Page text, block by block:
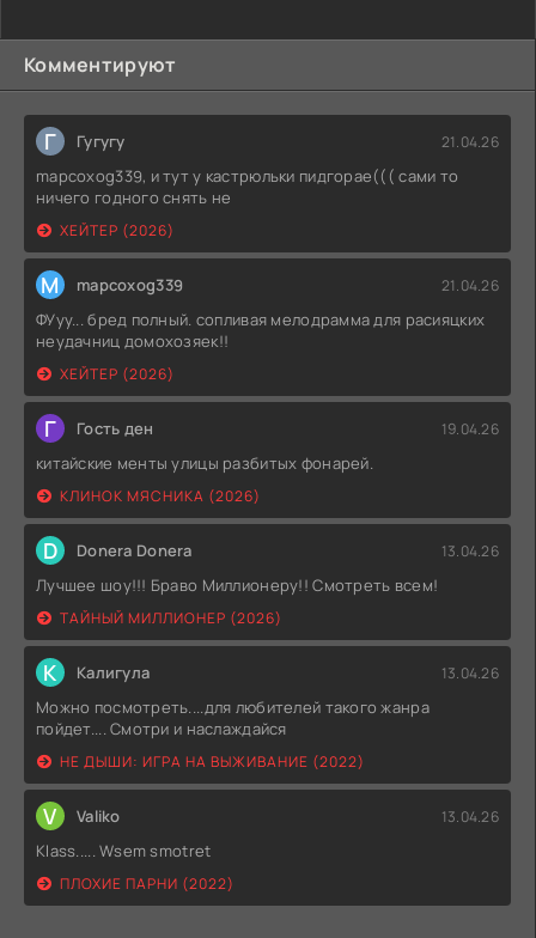
Комментируют
Г Гугугу 21.04.26
mapcoxog339, и тут у кастрюльки пидгорае((( сами то
ничего годного снять не
ХЕЙТЕР (2026)
M mapcoxog339 21.04.26
ФУуу... бред полный. сопливая мелодрамма для расияцких
неудачниц домохозяек!!
ХЕЙТЕР (2026)
Г Гость ден 19.04.26
китайские менты улицы разбитых фонарей.
КЛИНОК МЯСНИКА (2026)
D Donera Donera 13.04.26
Лучшее шоу!!! Браво Миллионеру!! Смотреть всем!
ТАЙНЫЙ МИЛЛИОНЕР (2026)
К Калигула 13.04.26
Можно посмотреть....для любителей такого жанра
пойдет.... Смотри и наслаждайся
НЕ ДЫШИ: ИГРА НА ВЫЖИВАНИЕ (2022)
V Valiko 13.04.26
Klass..... Wsem smotret
ПЛОХИЕ ПАРНИ (2022)